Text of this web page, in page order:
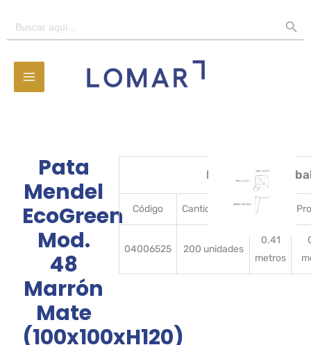
Buscar:
Pata
Mendel
EcoGreen
Mod.
48
Marrón
Mate
(100x100xH120)
Detalles del
Código CantidadBulto Ancho
04006525 200 unidades
0.41
metros